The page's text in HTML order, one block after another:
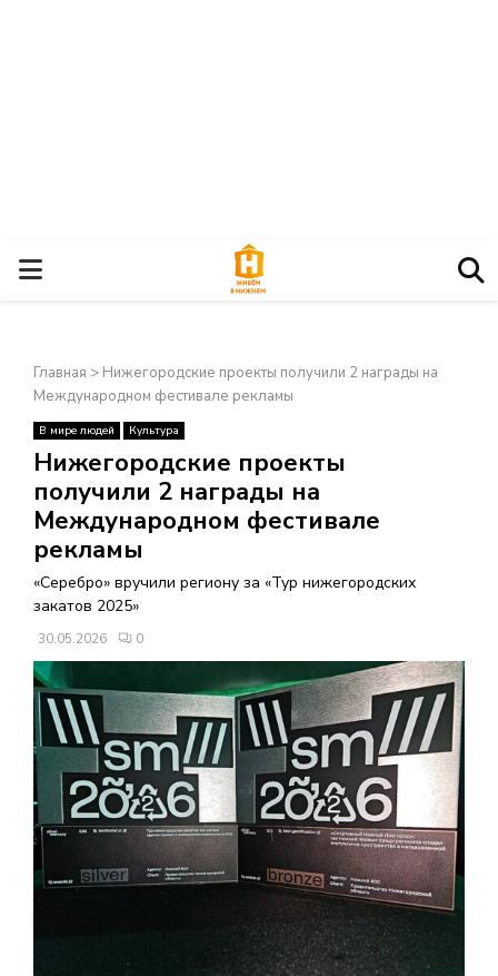
О
Н
О
В
Н
Е
М
Е
Н
Главная > Нижегородские проекты получили 2 награды на
Международном фестивале рекламы
В мире людей Культура
Нижегородские проекты
получили 2 награды на
Международном фестивале
рекламы
«Серебро» вручили региону за «Тур нижегородских
закатов 2025»
30.05.2026 0